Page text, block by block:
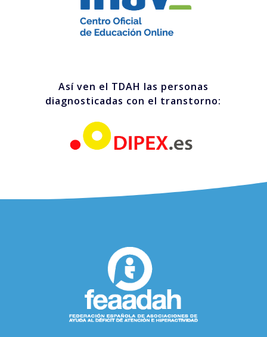
Así ven el TDAH las personas
diagnosticadas con el transtorno: